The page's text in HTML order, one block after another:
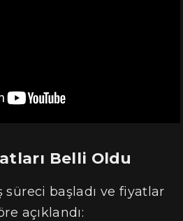
Belli Oldu
başladı ve fiyatlar
açıklandı: